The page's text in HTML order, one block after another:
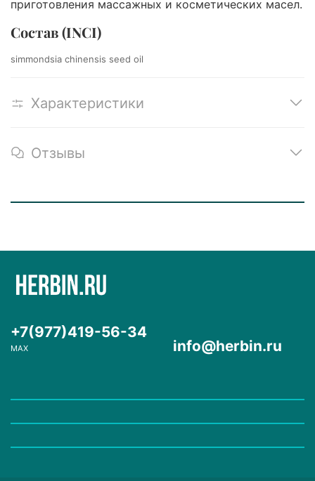
приготовления массажных и косметических масел.
Состав (INCI)
simmondsia chinensis seed oil
Характеристики
Отзывы
+7(977)419-56-34
MAX info@herbin.ru